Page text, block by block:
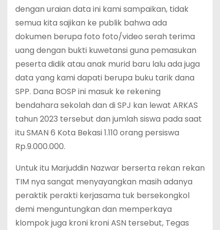
dengan uraian data ini kami sampaikan, tidak
semua kita sajikan ke publik bahwa ada
dokumen berupa foto foto/video serah terima
uang dengan bukti kuwetansi guna pemasukan
peserta didik atau anak murid baru lalu ada juga
data yang kami dapati berupa buku tarik dana
SPP. Dana BOSP ini masuk ke rekening
bendahara sekolah dan di SPJ kan lewat ARKAS
tahun 2023 tersebut dan jumlah siswa pada saat
itu SMAN 6 Kota Bekasi 1.110 orang persiswa
Rp.9.000.000.
Untuk itu Marjuddin Nazwar berserta rekan rekan
TIM nya sangat menyayangkan masih adanya
peraktik perakti kerjasama tuk bersekongkol
demi menguntungkan dan memperkaya
klompok juga kroni kroni ASN tersebut, Tegas